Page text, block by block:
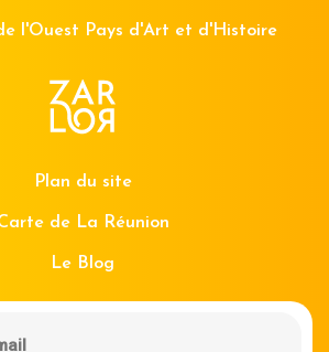
l'Ouest Pays d'Art et d'Histoire
Plan du site
de La Réunion
Le Blog